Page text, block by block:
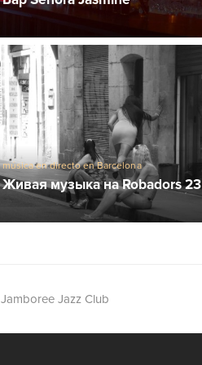
música en directo en Barcelona
Живая музыка на Robadors 23
Jamboree Jazz Club